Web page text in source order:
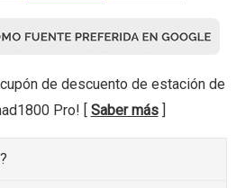
de descuento de estación de
Pro! [ Saber más]